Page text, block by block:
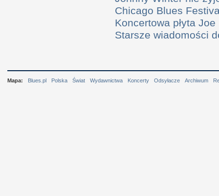
Chicago Blues
Koncertowa płyta
Starsze wiadomości
Mapa: Blues.pl Polska Świat Wydawnictwa Koncerty Odsyłacze Archiwum